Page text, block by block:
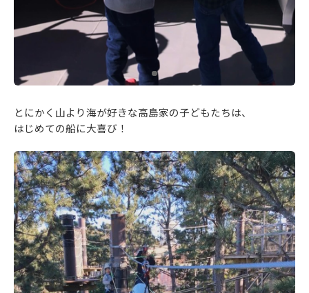
とにかく山より海が好きな高島家の子どもたちは、
はじめての船に大喜び！